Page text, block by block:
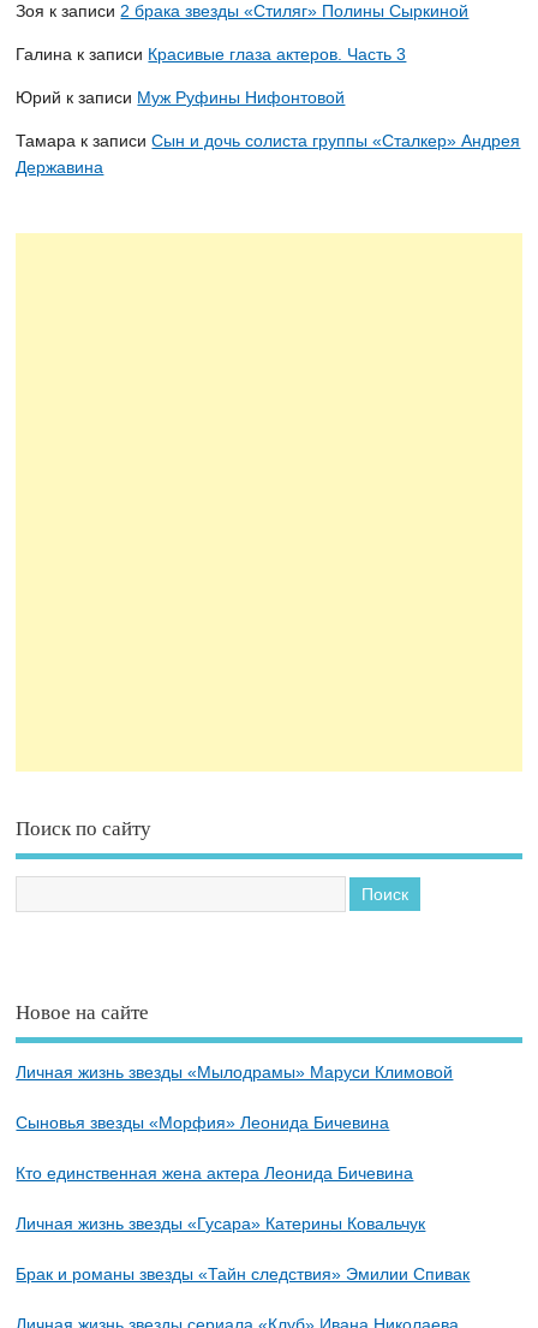
Зоя к записи 2 брака звезды «Стиляг» Полины Сыркиной
Галина к записи Красивые глаза актеров. Часть 3
Юрий к записи Муж Руфины Нифонтовой
Тамара к записиСын и дочь солиста группы «Сталкер» Андрея
Державина
Поиск по сайту
Новое на сайте
Личная жизнь звезды «Мылодрамы» Маруси Климовой
Сыновья звезды «Морфия» Леонида Бичевина
Кто единственная жена актера Леонида Бичевина
Личная жизнь звезды «Гусара» Катерины Ковальчук
Брак и романы звезды «Тайн следствия» Эмилии Спивак